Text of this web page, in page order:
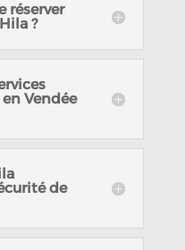
réserver
?
Vendée
de